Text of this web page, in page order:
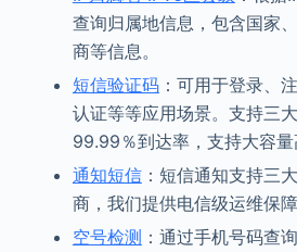
查询归属地信息，包含国家
商等信息。
短信验证码：可用于登录、
认证等等应用场景。支持三
99.99％到达率，支持大容量
通知短信：短信通知支持三
商，我们提供电信级运维保
空号检测 ：通过手机号码查